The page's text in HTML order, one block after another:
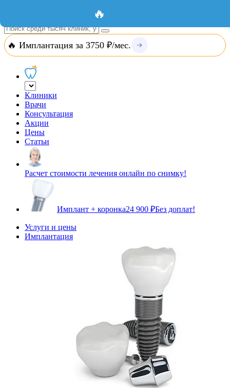
Вход
🔥 Имплантация за 3750 ₽/мес.
Клиники
Врачи
Консультация
Акции
Цены
Статьи
Расчет стоимости лечения онлайн по снимку!
Имплант + коронка24 900 ₽Без доплат!
Услуги и цены
Имплантация
🔥